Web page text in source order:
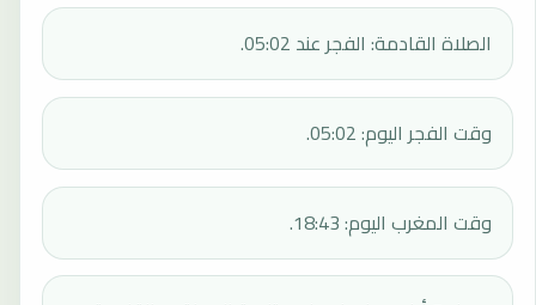
الصلاة القادمة: الفجر عند 05:02.
وقت الفجر اليوم: 05:02.
وقت المغرب اليوم: 18:43.